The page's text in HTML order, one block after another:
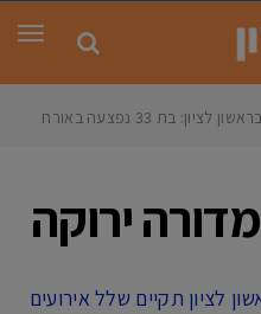
פגיעת רכב בראשון לציון: בת 33 נפצעה באורח
מדורה ירוקה